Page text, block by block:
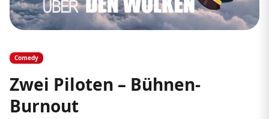
Comedy
Zwei Piloten – Bühnen-
Burnout